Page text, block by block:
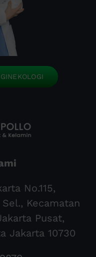
No.115,
Sel., Kecamatan
Pusat,
Jakarta 10730